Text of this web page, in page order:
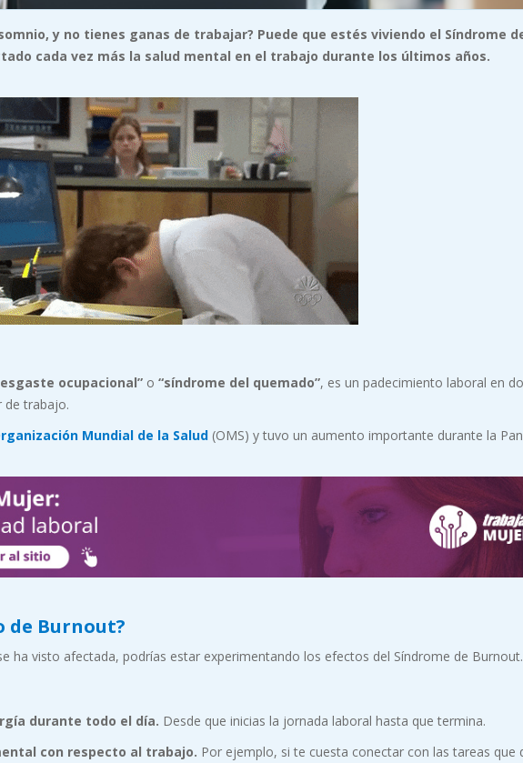
y no tienes ganas de trabajar? Puede que estés viviendo el Síndrome
cada vez más la salud mental en el trabajo durante los últimos años.
ocupacional” o “síndrome del quemado”, es un padecimiento laboral en
de trabajo.
Mundial de la Salud (OMS) y tuvo un aumento importante durante la
de Burnout?
ha visto afectada, podrías estar experimentando los efectos del Síndrome de
durante todo el día. Desde que inicias la jornada laboral hasta que termina.
con respecto al trabajo. Por ejemplo, si te cuesta conectar con las tareas que